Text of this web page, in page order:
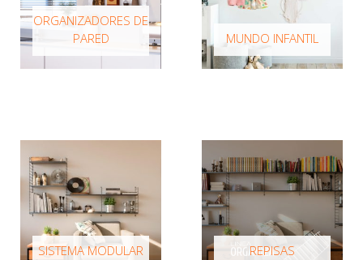
ORGANIZADORES DE
PARED
MUNDO INFANTIL
SISTEMA MODULAR REPISAS